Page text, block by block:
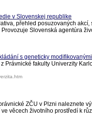
v Slovenskej republike
přehled posuzovaných
Slovenská agentúra
s geneticky
Právnické fakulty Univerzity
ZČU v Plzni naleznete
věcech životního prostředí k